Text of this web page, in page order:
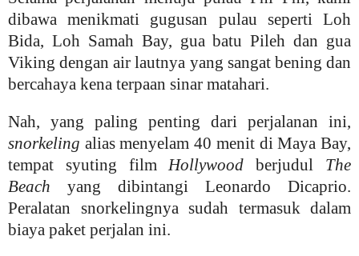
dibawa menikmati gugusan pulau seperti Loh
Bida, Loh Samah Bay, gua batu Pileh dan gua
Viking dengan air lautnya yang sangat bening dan
bercahaya kena terpaan sinar matahari.
Nah, yang paling penting dari perjalanan ini,
snorkeling alias menyelam 40 menit di Maya Bay,
tempat syuting film Hollywood berjudul The
Beach yang dibintangi Leonardo Dicaprio.
Peralatan snorkelingnya sudah termasuk dalam
biaya paket perjalan ini.